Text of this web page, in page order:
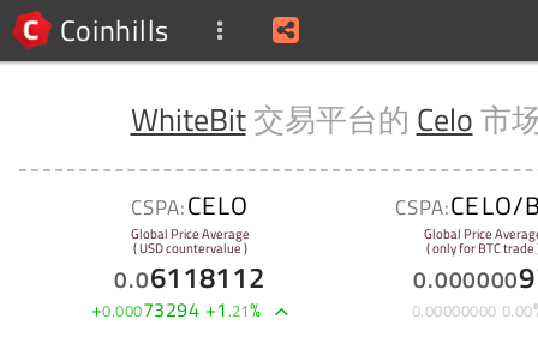
Coinhills
WhiteBit交易平台的 Celo市
CSPA:CELO
Global Price Average
( USD countervalue )
0.06118112
+0.00073294 +1.21%
CSPA:CELO/
Global Price
( only for BTC trade
0.000000
0.00000000 0.00